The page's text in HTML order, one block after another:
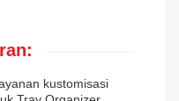
kustomisasi